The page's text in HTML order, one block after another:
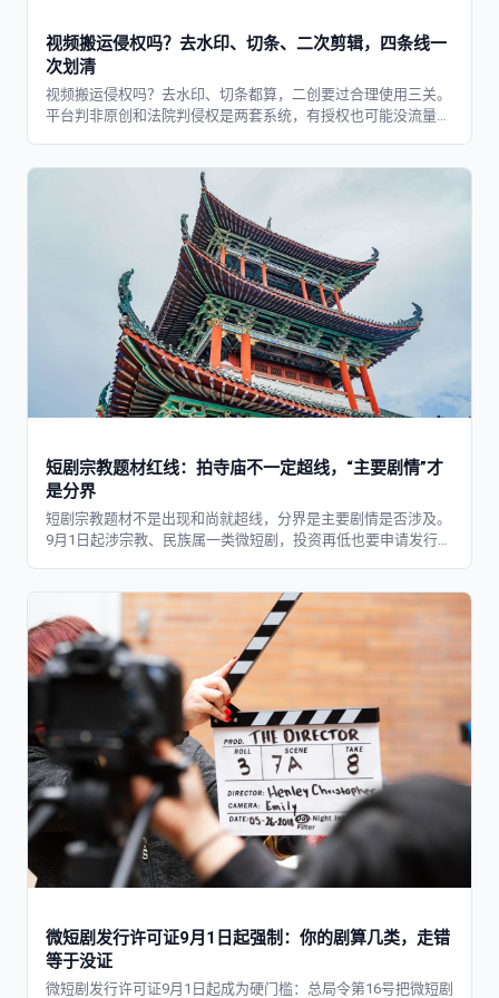
视频搬运侵权吗？去水印、切条、二次剪辑，四条线一
次划清
视频搬运侵权吗？去水印、切条都算，二创要过合理使用三关。
平台判非原创和法院判侵权是两套系统，有授权也可能没流量。
短剧宗教题材红线：拍寺庙不一定超线，“主要剧情”才
是分界
短剧宗教题材不是出现和尚就超线，分界是主要剧情是否涉及。
9月1日起涉宗教、民族属一类微短剧，投资再低也要申请发行许
微短剧发行许可证9月1日起强制：你的剧算几类，走错
等于没证
微短剧发行许可证9月1日起成为硬门槛：总局令第16号把微短剧